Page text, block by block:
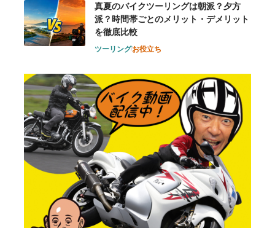
真夏のバイクツーリングは朝派？夕方
派？時間帯ごとのメリット・デメリット
を徹底比較
ツーリングお役立ち